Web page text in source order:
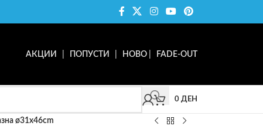
АКЦИИ ПОПУСТИ НОВО FADE-OUT
0 ДЕН
ø31x46cm